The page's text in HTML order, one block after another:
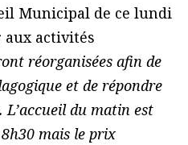
Municipal de ce lundi
aux activités
réorganisées afin de
et de répondre
L’accueil du matin est
mais le prix